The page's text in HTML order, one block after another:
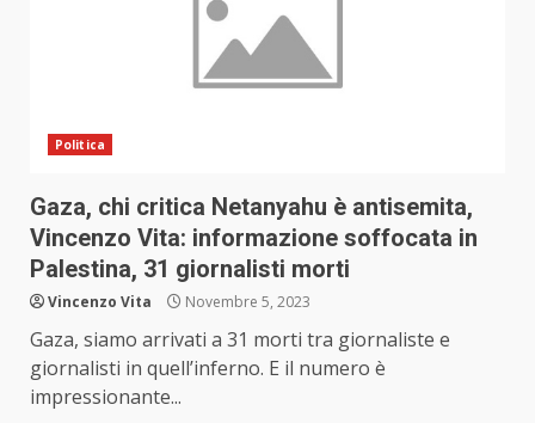
Politica
Gaza, chi critica Netanyahu è antisemita,
Vincenzo Vita: informazione soffocata in
Palestina, 31 giornalisti morti
Vincenzo Vita Novembre 5, 2023
Gaza, siamo arrivati a 31 morti tra giornaliste e
giornalisti in quell’inferno. E il numero è
impressionante...